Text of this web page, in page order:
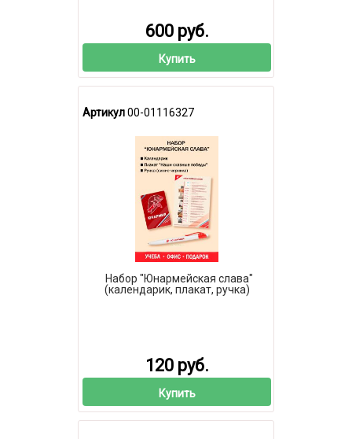
600 руб.
Купить
Артикул00-01116327
Набор "Юнармейская слава"
(календарик, плакат, ручка)
120 руб.
Купить